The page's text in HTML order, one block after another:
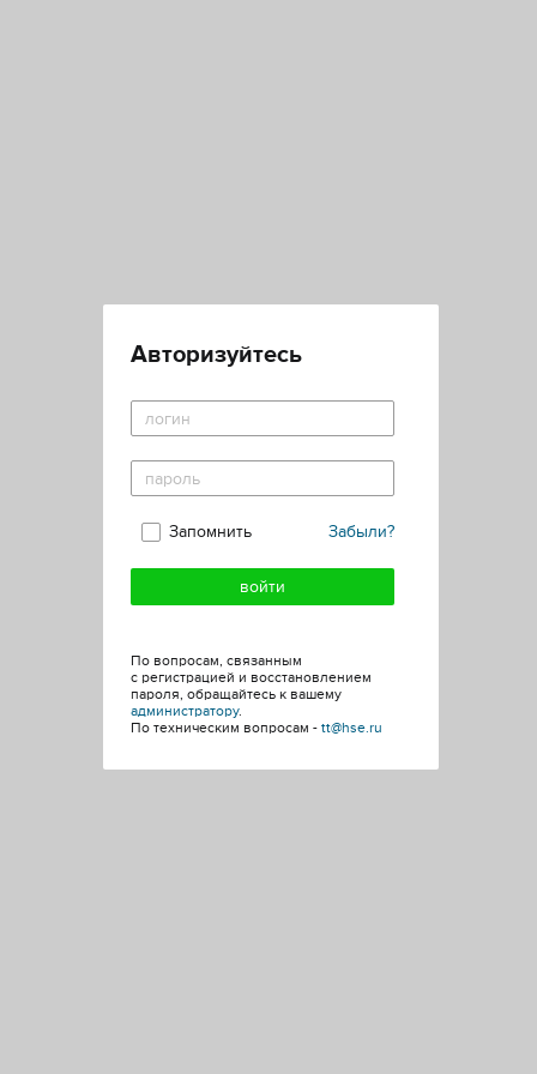
Авторизуйтесь
Забыли?
Запомнить
По вопросам, связанным
с регистрацией и восстановлением
пароля, обращайтесь к вашему
администратору.
По техническим вопросам - tt@hse.ru